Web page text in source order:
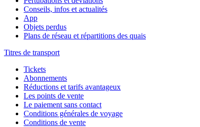
Conseils, infos et actualités
App
Objets perdus
Plans de réseau et répartitions des quais
Titres de transport
Tickets
Abonnements
Réductions et tarifs avantageux
Les points de vente
Le paiement sans contact
Conditions générales de voyage
Conditions de vente